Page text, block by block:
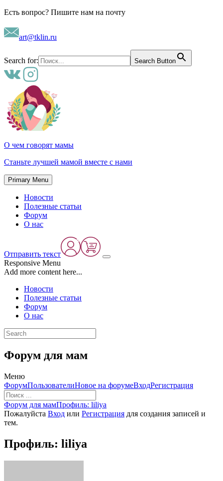
Skip
content
Есть вопрос? Пишите нам на почту
art@tklin.ru
Search for: Search Button
О чем говорят мамы
Станьте лучшей мамой вместе с нами
Primary Menu
Новости
Полезные статьи
Форум
О нас
Отправить текст
Responsive Menu
Add more content here...
Новости
Полезные статьи
Форум
О нас
Форум для мам
Меню
Навигация
Форума
ФорумПользователиНовое на форумеВходРегистрация
Форум
breadcrumbs
-
здесь:
Форум для мамПрофиль: liliya
Пожалуйста Вход или Регистрация для создания записей и
тем.
Профиль: liliya